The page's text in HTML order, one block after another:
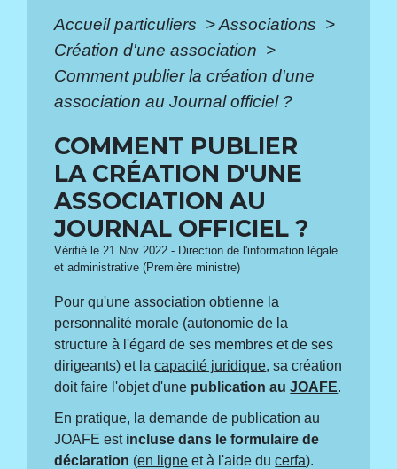
Accueil particuliers >Associations >
Création d'une association >
Comment publier la création d'une
association au Journal officiel ?
COMMENT PUBLIER
LA CRÉATION D'UNE
ASSOCIATION AU
JOURNAL OFFICIEL ?
Vérifié le 21 Nov 2022 - Direction de l'information légale
et administrative (Première ministre)
Pour qu'une association obtienne la
personnalité morale (autonomie de la
structure à l'égard de ses membres et de ses
dirigeants) et lacapacité juridique, sa création
doit faire l'objet d'une publication auJOAFE.
En pratique, la demande de publication au
JOAFE est incluse dans le formulaire de
déclaration (en ligne et à l'aide ducerfa).